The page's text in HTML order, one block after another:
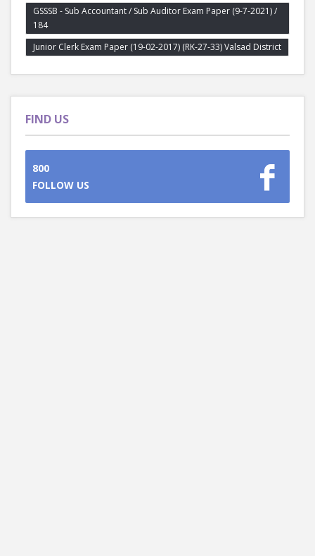
GSSSB - Sub Accountant / Sub Auditor Exam Paper (9-7-2021) /
184
Junior Clerk Exam Paper (19-02-2017) (RK-27-33) Valsad District
FIND US
800
FOLLOW US